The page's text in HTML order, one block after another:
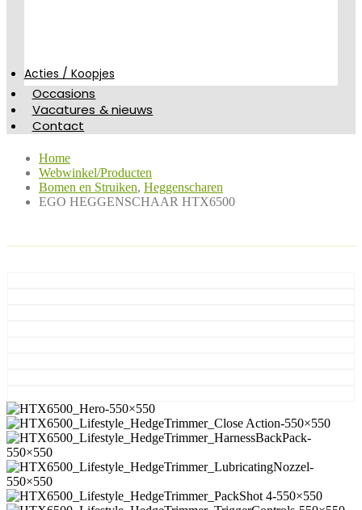
Acties / Koopjes
Occasions
Vacatures & nieuws
Contact
Home
Webwinkel/Producten
Bomen en Struiken, Heggenscharen
EGO HEGGENSCHAAR HTX6500